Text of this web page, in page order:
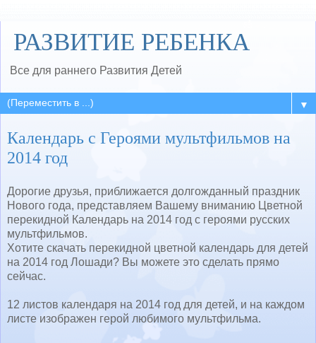
РАЗВИТИЕ РЕБЕНКА
Все для раннего Развития Детей
▼
Календарь с Героями мультфильмов на
2014 год
Дорогие друзья, приближается долгожданный праздник
Нового года, представляем Вашему вниманию Цветной
перекидной Календарь на 2014 год с героями русских
мультфильмов.
Хотите скачать перекидной цветной календарь для детей
на 2014 год Лошади? Вы можете это сделать прямо
сейчас.
12 листов календаря на 2014 год для детей, и на каждом
листе изображен герой любимого мультфильма.